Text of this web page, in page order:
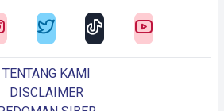
TENTANG KAMI
DISCLAIMER